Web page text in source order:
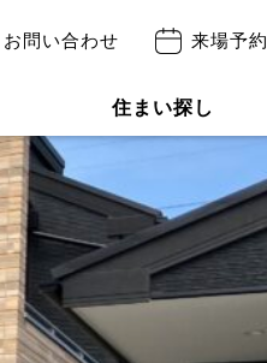
お問い合わせ 来場予約
住まい探し